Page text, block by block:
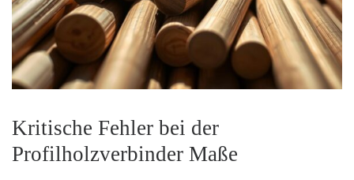
Kritische Fehler bei der
Profilholzverbinder Maße